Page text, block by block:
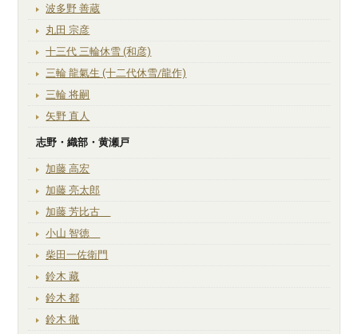
波多野 善蔵
丸田 宗彦
十三代 三輪休雪 (和彦)
三輪 龍氣生 (十二代休雪/龍作)
三輪 将嗣
矢野 直人
志野・織部・黄瀬戸
加藤 高宏
加藤 亮太郎
加藤 芳比古
小山 智徳
柴田一佐衛門
鈴木 藏
鈴木 都
鈴木 徹